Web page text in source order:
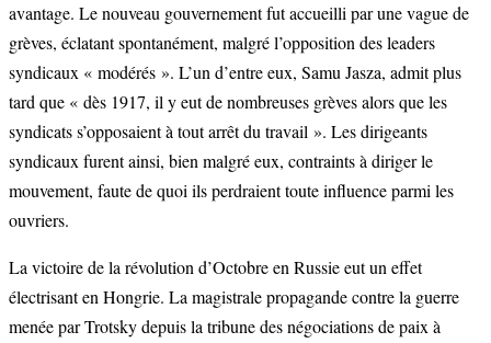
avantage. Le nouveau gouvernement fut accueilli par une vague de
grèves, éclatant spontanément, malgré l’opposition des leaders
syndicaux « modérés ». L’un d’entre eux, Samu Jasza, admit plus
tard que « dès 1917, il y eut de nombreuses grèves alors que les
syndicats s’opposaient à tout arrêt du travail ». Les dirigeants
syndicaux furent ainsi, bien malgré eux, contraints à diriger le
mouvement, faute de quoi ils perdraient toute influence parmi les
ouvriers.
La victoire de la révolution d’Octobre en Russie eut un effet
électrisant en Hongrie. La magistrale propagande contre la guerre
menée par Trotsky depuis la tribune des négociations de paix à